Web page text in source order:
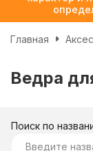
Главная
Ведра
Поиск по